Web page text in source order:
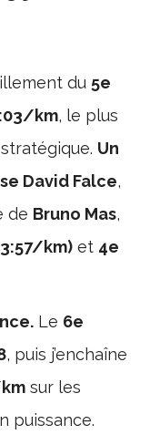
du 5e
km, le plus
Un
David Falce,
de Bruno Mas,
km) et 4e
Le 6e
, puis j’enchaîne
sur les
puissance.